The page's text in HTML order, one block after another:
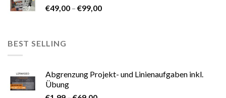
€49,00 – €99,00
BEST SELLING
Abgrenzung Projekt- und Linienaufgaben inkl.
Übung